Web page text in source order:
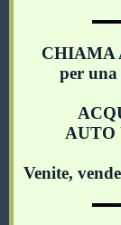
CHIAMA
per
AUTO
Venite,